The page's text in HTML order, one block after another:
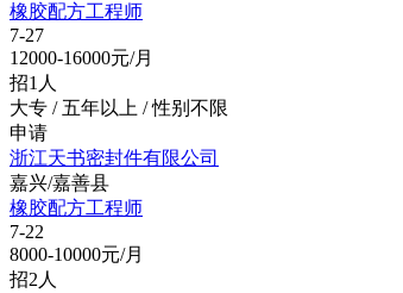
橡胶配方工程师
7-27
12000-16000元/月
招1人
大专 / 五年以上 / 性别不限
申请
浙江天书密封件有限公司
嘉兴/嘉善县
橡胶配方工程师
7-22
8000-10000元/月
招2人